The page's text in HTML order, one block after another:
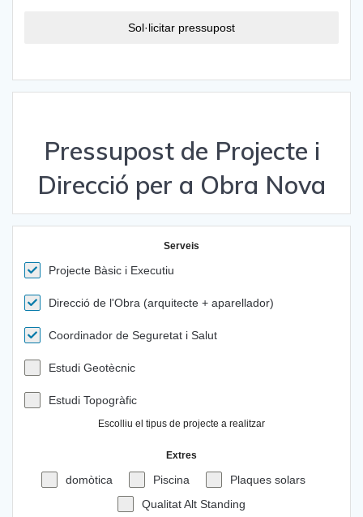
Sol·licitar pressupost
Pressupost de Projecte i
Direcció per a Obra Nova
Serveis
Projecte Bàsic i Executiu
Direcció de l'Obra (arquitecte + aparellador)
Coordinador de Seguretat i Salut
Estudi Geotècnic
Estudi Topogràfic
Escolliu el tipus de projecte a realitzar
Extres
domòtica Piscina
Plaques solars
Qualitat Alt Standing